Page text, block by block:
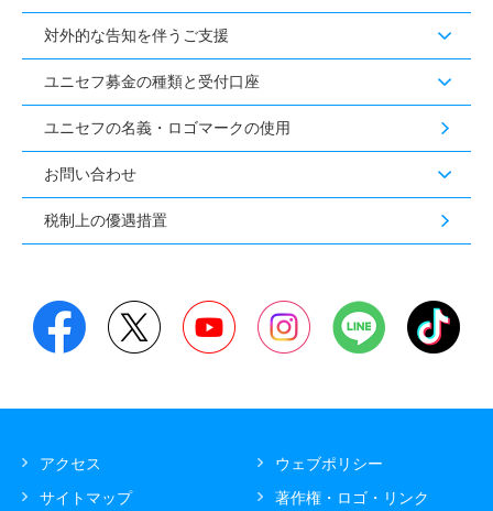
対外的な告知を伴うご支援
ユニセフ募金の種類と受付口座
ユニセフの名義・ロゴマークの使用
お問い合わせ
税制上の優遇措置
アクセス
サイトマップ
ウェブポリシー
著作権・ロゴ・リンク